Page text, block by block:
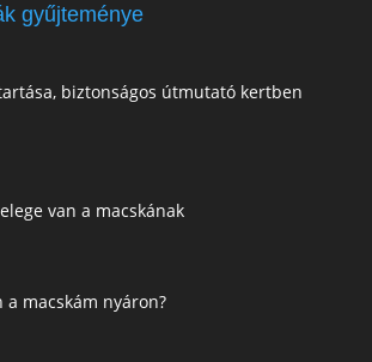
gyűjteménye
biztonságos útmutató kertben
van a macskának
macskám nyáron?